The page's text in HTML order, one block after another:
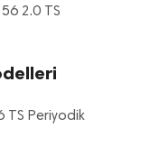
2.0 TS
TS Periyodik